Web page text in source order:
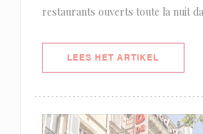
restaurants ouverts toute la nuit
LEES HET ARTIKEL